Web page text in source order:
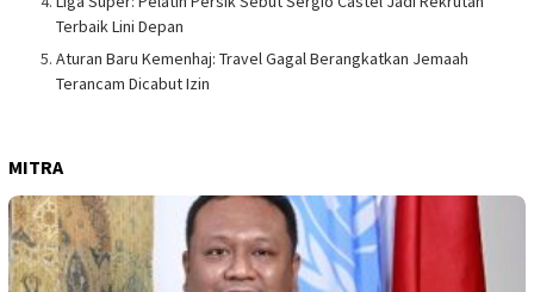
Terbaik Lini Depan
Aturan Baru Kemenhaj: Travel Gagal Berangkatkan Jemaah
Terancam Dicabut Izin
MITRA